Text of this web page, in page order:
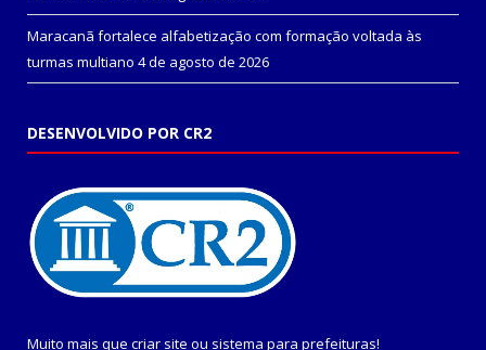
Maracanã fortalece alfabetização com formação voltada às
turmas multiano 4 de agosto de 2026
DESENVOLVIDO POR CR2
Muito mais que criar site ou sistema para prefeituras!